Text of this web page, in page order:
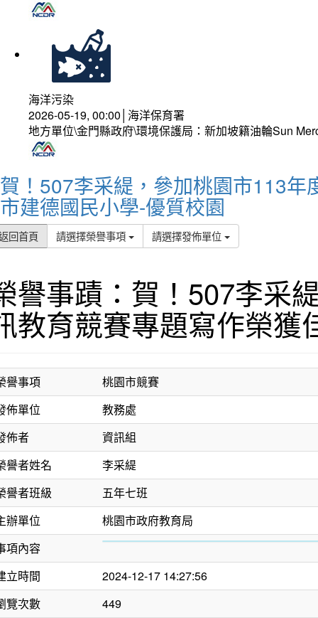
海洋污染
2026-05-19, 00:00│海洋保育署
地方單位\金門縣政府\環境保護局：新加坡籍油輪Sun
賀！507李采緹，參加桃園市113
市建德國民小學-優質校園
回首頁 請選擇榮譽事項 請選擇發佈單位
譽事蹟：賀！507李采
教育競賽專題寫作榮獲
譽事項
桃園市競賽
佈單位
教務處
佈者
資訊組
譽者姓名
李采緹
譽者班級
五年七班
辦單位
桃園市政府教育局
項內容
立時間
2024-12-17 14:27:56
覽次數
449